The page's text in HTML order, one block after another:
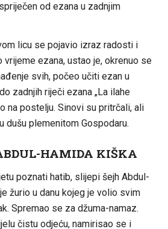
od ezana u zadnjim
licu se pojavio izraz radosti i
vrijeme ezana, ustao je, okrenuo se
svih, počeo učiti ezan u
zadnjih riječi ezana „La ilahe
na postelju. Sinovi su pritrčali, ali
dušu plemenitom Gospodaru.
HAMIDA KIŠKA
poznati hatib, slijepi šejh Abdul-
žurio u danu kojeg je volio svim
Spremao se za džuma-namaz.
čistu odjeću, namirisao se i